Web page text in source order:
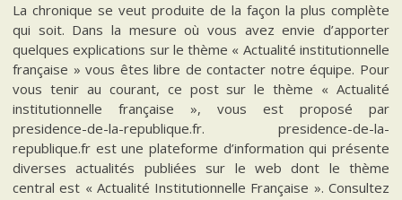
La chronique se veut produite de la façon la plus complète
qui soit. Dans la mesure où vous avez envie d’apporter
quelques explications sur le thème « Actualité institutionnelle
française » vous êtes libre de contacter notre équipe. Pour
vous tenir au courant, ce post sur le thème « Actualité
institutionnelle française », vous est proposé par
presidence-de-la-republique.fr. presidence-de-la-
republique.fr est une plateforme d’information qui présente
diverses actualités publiées sur le web dont le thème
central est « Actualité Institutionnelle Française ». Consultez